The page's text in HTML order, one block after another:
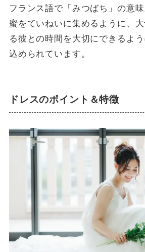
フランス語で「みつばち」の意
蜜をていねいに集めるように、
る彼との時間を大切にできるよ
込められています。
ドレスのポイント＆特徴